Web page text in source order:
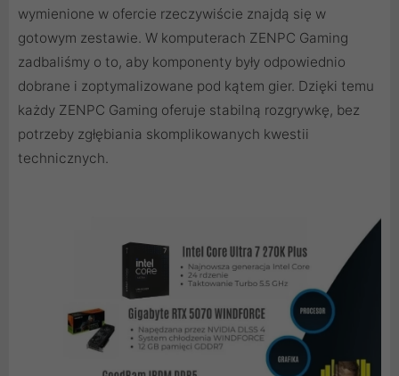
wymienione w ofercie rzeczywiście znajdą się w
gotowym zestawie. W komputerach ZENPC Gaming
zadbaliśmy o to, aby komponenty były odpowiednio
dobrane i zoptymalizowane pod kątem gier. Dzięki temu
każdy ZENPC Gaming oferuje stabilną rozgrywkę, bez
potrzeby zgłębiania skomplikowanych kwestii
technicznych.